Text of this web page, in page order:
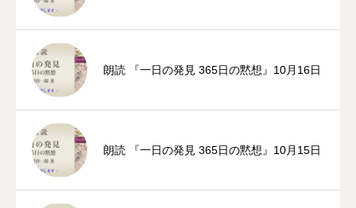
朗読 『一日の発見 365日の黙想』10月16日
朗読 『一日の発見 365日の黙想』10月15日